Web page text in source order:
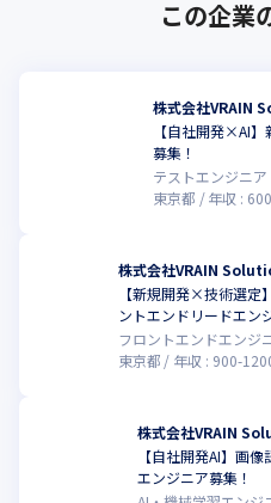
この企業
株式会社VRAIN
【自社開発×AI
募集！
テストエンジニ
東京都
年収 :
株式会社VRAIN
【新規開発×技術選定
ントエンドリードエン
フロントエンドエンジ
東京都
年収 : 900-
株式会社VRAIN
【自社開発AI】画
エンジニア募集！